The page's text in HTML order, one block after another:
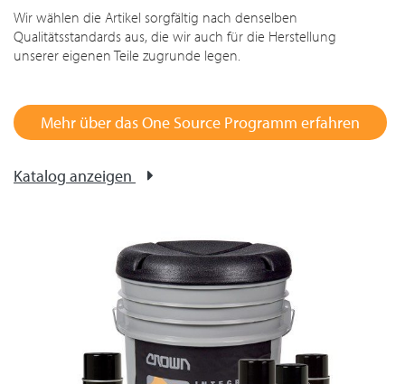
Wir wählen die Artikel sorgfältig nach denselben
Qualitätsstandards aus, die wir auch für die Herstellung
unserer eigenen Teile zugrunde legen.
Mehr über das One Source Programm erfahren
Katalog anzeigen